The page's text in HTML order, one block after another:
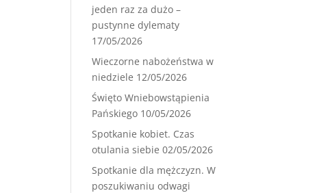
jeden raz za dużo –
pustynne dylematy
17/05/2026
Wieczorne nabożeństwa w
niedziele 12/05/2026
Święto Wniebowstąpienia
Pańskiego 10/05/2026
Spotkanie kobiet. Czas
otulania siebie 02/05/2026
Spotkanie dla mężczyzn. W
poszukiwaniu odwagi